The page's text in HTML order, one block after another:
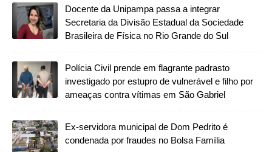
Docente da Unipampa passa a integrar
Secretaria da Divisão Estadual da Sociedade
Brasileira de Física no Rio Grande do Sul
Polícia Civil prende em flagrante padrasto
investigado por estupro de vulnerável e filho por
ameaças contra vítimas em São Gabriel
Ex-servidora municipal de Dom Pedrito é
condenada por fraudes no Bolsa Família